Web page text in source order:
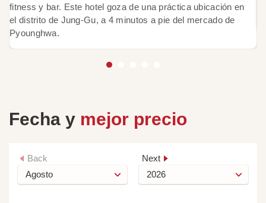
fitness y bar. Este hotel goza de una práctica ubicación en
el distrito de Jung-Gu, a 4 minutos a pie del mercado de
Pyounghwa.
Fecha y mejor precio
Back Next